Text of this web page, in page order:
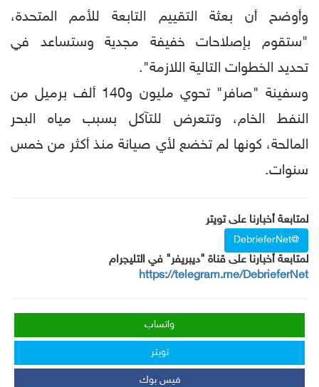
وأوضح أن بعثة التقييم التابعة للأمم المتحدة،
"ستقوم بإصلاحات خفيفة مجدية وستساعد في
تحديد الخطوات التالية اللازمة".
وسفينة "صافر" تحوي مليون و140 ألف برميل من
النفط الخام، وتتعرض للتآكل بسبب مياه البحر
المالحة، كونها لم تخضع لأي صيانة منذ أكثر من خمس
سنوات.
لمتابعة أخبارنا على تويتر
@DebrieferNet
لمتابعة أخبارنا على قناة "ديبريفر" في التليجرام
https://telegram.me/DebrieferNet
واتساب
تويتر
فيس بوك